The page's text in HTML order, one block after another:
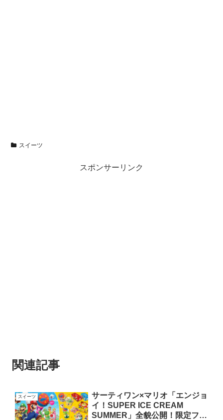
スイーツ
スポンサーリンク
関連記事
スイーツ
サーティワン×マリオ「エンジョ
イ！SUPER ICE CREAM
SUMMER」全貌公開！限定フレ